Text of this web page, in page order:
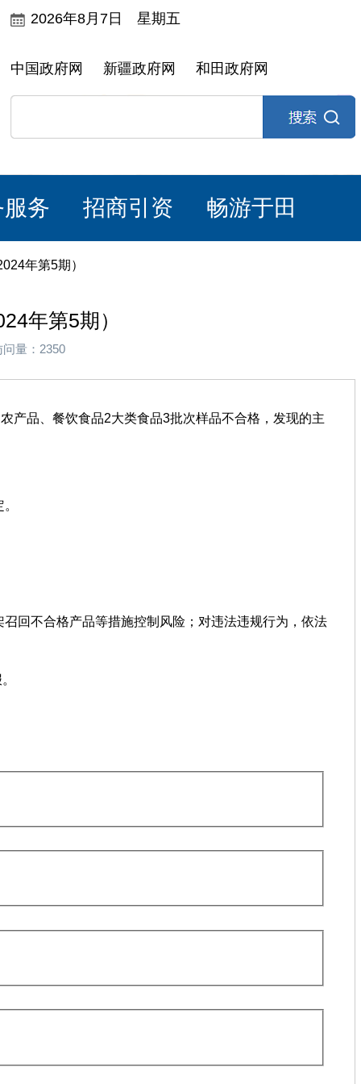
2026年8月7日 星期五
中国政府网 新疆政府网 和田政府网
务 招商引资 畅游于田
年第5期）
年第5期）
量：2350
品、餐饮食品2大类食品3批次样品不合格，发现的主
不合格产品等措施控制风险；对违法违规行为，依法